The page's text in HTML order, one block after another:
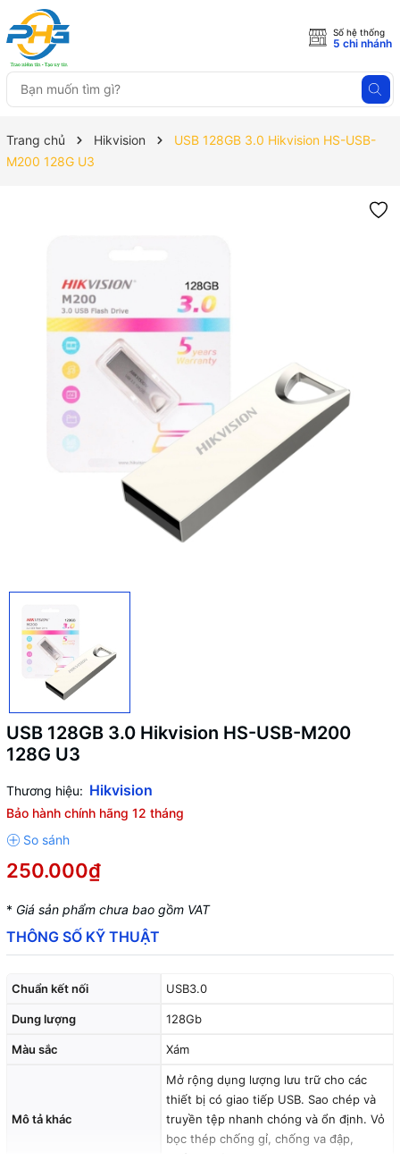
Số hệ thống
5 chi nhánh
Trang chủ Hikvision
USB 128GB 3.0 Hikvision HS-USB-
M200 128G U3
USB 128GB 3.0 Hikvision HS-USB-M200
128G U3
Thương hiệu: Hikvision
Bảo hành chính hãng 12 tháng
250.000₫
* Giá sản phẩm chưa bao gồm VAT
THÔNG SỐ KỸ THUẬT
Chuẩn kết nối USB3.0
Dung lượng 128Gb
Màu sắc Xám
Mô tả khác
Mở rộng dụng lượng lưu trữ cho các
thiết bị có giao tiếp USB. Sao chép và
truyền tệp nhanh chóng và ổn định. Vỏ
bọc thép chống gỉ, chống va đập,